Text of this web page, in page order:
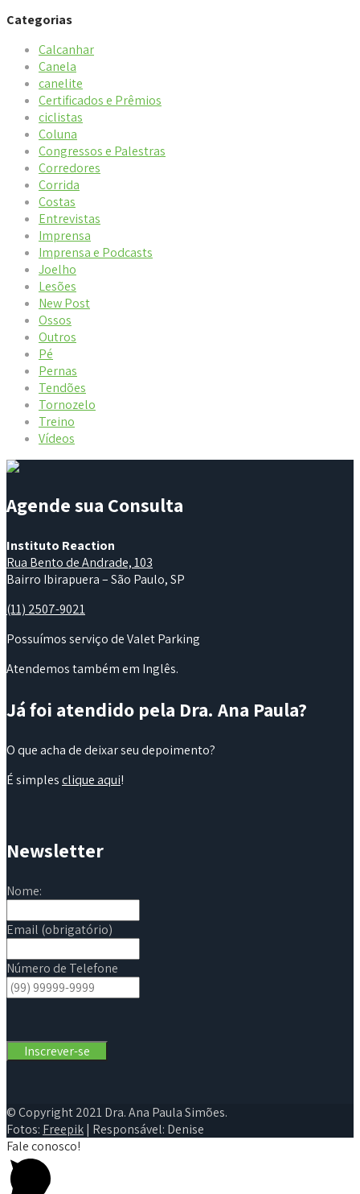
Categorias
Calcanhar
Canela
canelite
Certificados e Prêmios
ciclistas
Coluna
Congressos e Palestras
Corredores
Corrida
Costas
Entrevistas
Imprensa
Imprensa e Podcasts
Joelho
Lesões
New Post
Ossos
Outros
Pé
Pernas
Tendões
Tornozelo
Treino
Vídeos
Agende sua Consulta
Instituto Reaction
Rua Bento de Andrade, 103
Bairro Ibirapuera – São Paulo, SP
(11) 2507-9021
Possuímos serviço de Valet Parking
Atendemos também em Inglês.
Já foi atendido pela Dra. Ana Paula?
O que acha de deixar seu depoimento?
É simplesclique aqui!
Newsletter
Nome:
Email (obrigatório)
Número de Telefone
© Copyright 2021 Dra. Ana Paula Simões.
Fotos: Freepik| Responsável: Denise
Fale conosco!